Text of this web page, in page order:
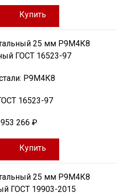
Купить
25 мм Р9М4К8
ГОСТ 16523-97
Р9М4К8
16523-97
953 266 ₽
Купить
25 мм Р9М4К8
ГОСТ 19903-2015